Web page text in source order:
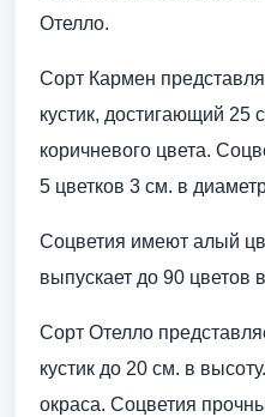
Отелло.
Сорт Кармен
кустик, достигающий 25
коричневого цвета.
5 цветков 3 см. в
Соцветия имеют алый
выпускает до 90 цветов
Сорт Отелло
кустик до 20 см. в
окраса. Соцветия